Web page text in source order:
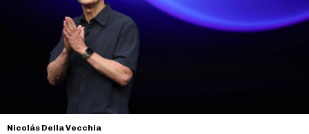
Nicolás Della Vecchia